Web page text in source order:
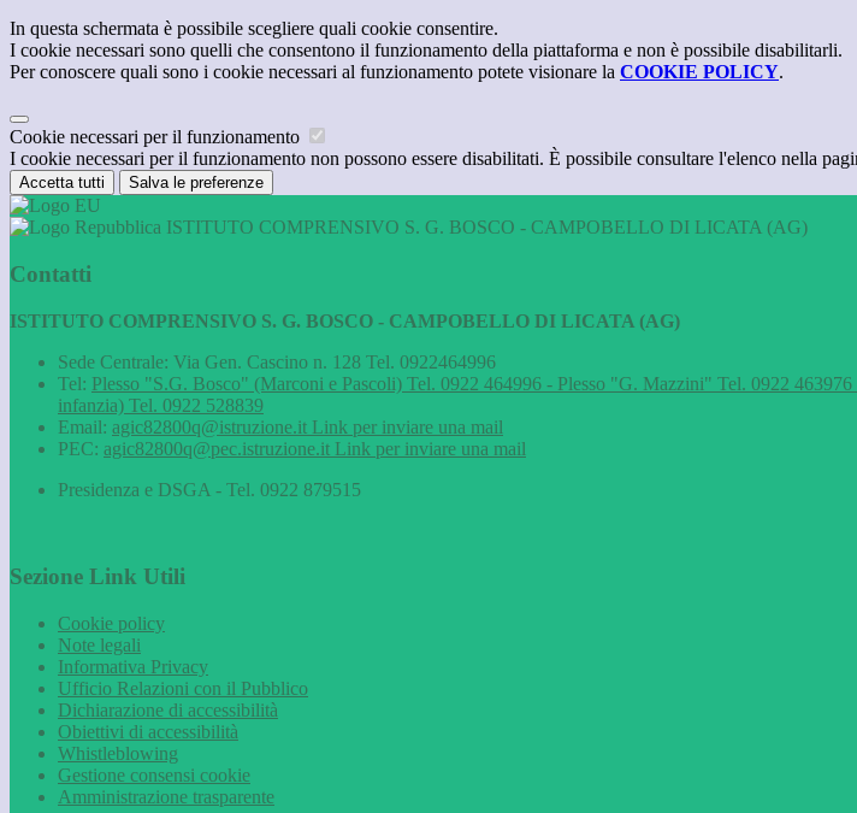
In questa schermata è possibile scegliere quali cookie consentire.
I cookie necessari sono quelli che consentono il funzionamento della piattaforma e non è possibile disabilitarli.
Per conoscere quali sono i cookie necessari al funzionamento potete visionare la COOKIE POLICY.
Cookie necessari per il funzionamento
I cookie necessari per il funzionamento non possono essere disabilitati. È possibile consultare l'elenco nella
Accetta tutti Salva le preferenze
ISTITUTO COMPRENSIVO S. G. BOSCO - CAMPOBELLO DI LICATA (AG)
Contatti
ISTITUTO COMPRENSIVO S. G. BOSCO - CAMPOBELLO DI LICATA (AG)
Sede Centrale: Via Gen. Cascino n. 128 Tel. 0922464996
Tel: Plesso "S.G. Bosco" (Marconi e Pascoli) Tel. 0922 464996 - Plesso "G. Mazzini" Tel. 0922
infanzia) Tel. 0922 528839
Email: agic82800q@istruzione.it Link per inviare una mail
PEC: agic82800q@pec.istruzione.it Link per inviare una mail
Presidenza e DSGA - Tel. 0922 879515
Sezione Link Utili
Cookie policy
Note legali
Informativa Privacy
Ufficio Relazioni con il Pubblico
Dichiarazione di accessibilità
Obiettivi di accessibilità
Whistleblowing
Gestione consensi cookie
Amministrazione trasparente